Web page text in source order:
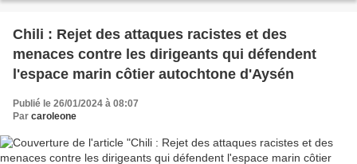
Chili : Rejet des attaques racistes et des
menaces contre les dirigeants qui défendent
l'espace marin côtier autochtone d'Aysén
Publié le 26/01/2024 à 08:07
Par caroleone